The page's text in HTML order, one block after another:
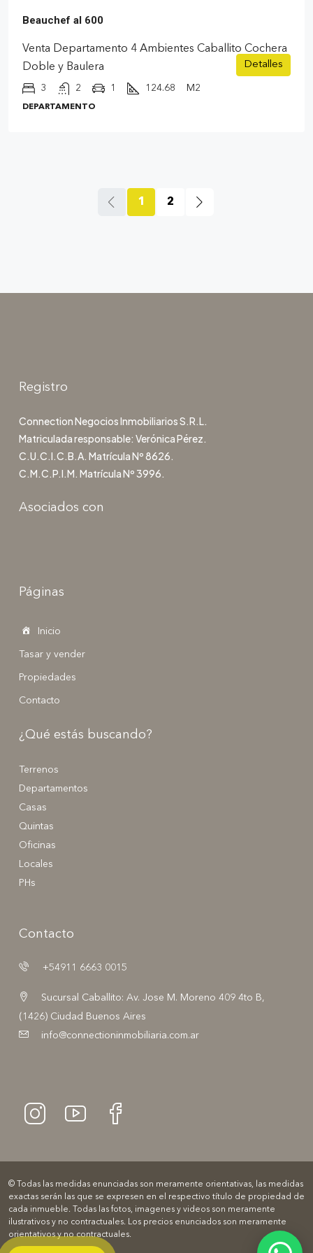
Beauchef al 600
Venta Departamento 4 Ambientes Caballito Cochera
Doble y Baulera
3 2 1 124.68 M2
DEPARTAMENTO
Detalles
1 2
Registro
Connection Negocios Inmobiliarios S.R.L.
Matriculada responsable: Verónica Pérez.
C.U.C.I.C.B.A. Matrícula Nº 8626.
C.M.C.P.I.M. Matrícula Nº 3996.
Asociados con
Páginas
Inicio
Tasar y vender
Propiedades
Contacto
¿Qué estás buscando?
Terrenos
Departamentos
Casas
Quintas
Oficinas
Locales
PHs
Contacto
+54911 6663 0015
Sucursal Caballito: Av. Jose M. Moreno 409 4to B,
(1426) Ciudad Buenos Aires
info@connectioninmobiliaria.com.ar
© Todas las medidas enunciadas son meramente orientativas, las medidas
exactas serán las que se expresen en el respectivo título de propiedad de
cada inmueble. Todas las fotos, imagenes y videos son meramente
ilustrativos y no contractuales. Los precios enunciados son meramente
orientativos y no contractuales.